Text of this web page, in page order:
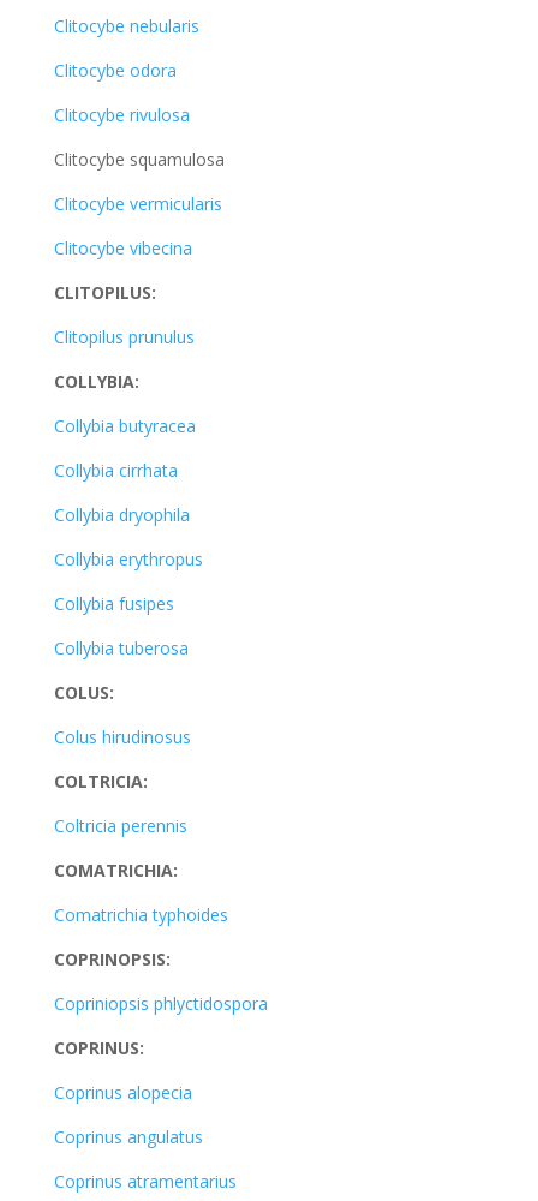
Clitocybe nebularis
Clitocybe odora
Clitocybe rivulosa
Clitocybe squamulosa
Clitocybe vermicularis
Clitocybe vibecina
CLITOPILUS:
Clitopilus prunulus
COLLYBIA:
Collybia butyracea
Collybia cirrhata
Collybia dryophila
Collybia erythropus
Collybia fusipes
Collybia tuberosa
COLUS:
Colus hirudinosus
COLTRICIA:
Coltricia perennis
COMATRICHIA:
Comatrichia typhoides
COPRINOPSIS:
Copriniopsis phlyctidospora
COPRINUS:
Coprinus alopecia
Coprinus angulatus
Coprinus atramentarius